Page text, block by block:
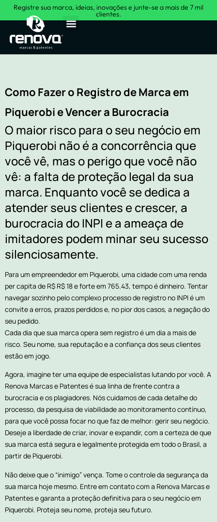
Registre sua marca, ideias, inovações e junte-se a mais de 7 mil
clientes.
Como Fazer o Registro de Marca em
Piquerobi e Vencer a Burocracia
O maior risco para o seu negócio em
Piquerobi não é a concorrência que
você vê, mas o perigo que você não
vê: a falta de proteção legal da sua
marca. Enquanto você se dedica a
atender seus clientes e crescer, a
burocracia do INPI e a ameaça de
imitadores podem minar seu sucesso
silenciosamente.
Para um empreendedor em Piquerobi, uma cidade com uma renda
per capita de R$ R$ 18 e forte em 765.43, tempo é dinheiro. Tentar
navegar sozinho pelo complexo processo de registro no INPI é um
convite a erros, prazos perdidos e, no pior dos casos, a negação do
seu pedido.
Cada dia que sua marca opera sem registro é um dia a mais de
risco. Seu nome, sua reputação e a confiança dos seus clientes
estão em jogo.
Agora, imagine ter uma equipe de especialistas lutando por você. A
Renova Marcas e Patentes é sua linha de frente contra a
burocracia e os plagiadores. Nós cuidamos de cada detalhe do
processo, da pesquisa de viabilidade ao monitoramento contínuo,
para que você possa focar no que faz de melhor: gerir seu negócio.
Deseje a liberdade de criar, inovar e expandir, com a certeza de que
sua marca está segura e legalmente protegida em todo o Brasil, a
partir de Piquerobi.
Não deixe que o “inimigo” vença. Tome o controle da segurança da
sua marca hoje mesmo. Entre em contato com a Renova Marcas e
Patentes e garanta a proteção definitiva para o seu negócio em
Piquerobi. Proteja seu nome, proteja seu futuro.